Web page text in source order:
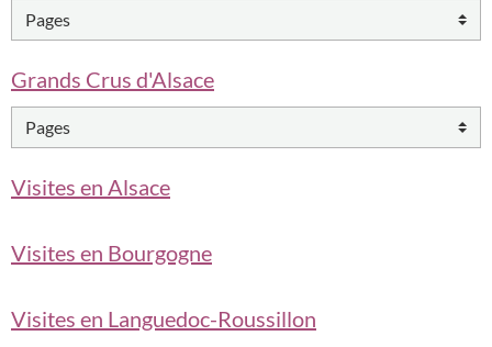
Grands Crus d'Alsace
Visites en Alsace
Visites en Bourgogne
Visites en Languedoc-Roussillon